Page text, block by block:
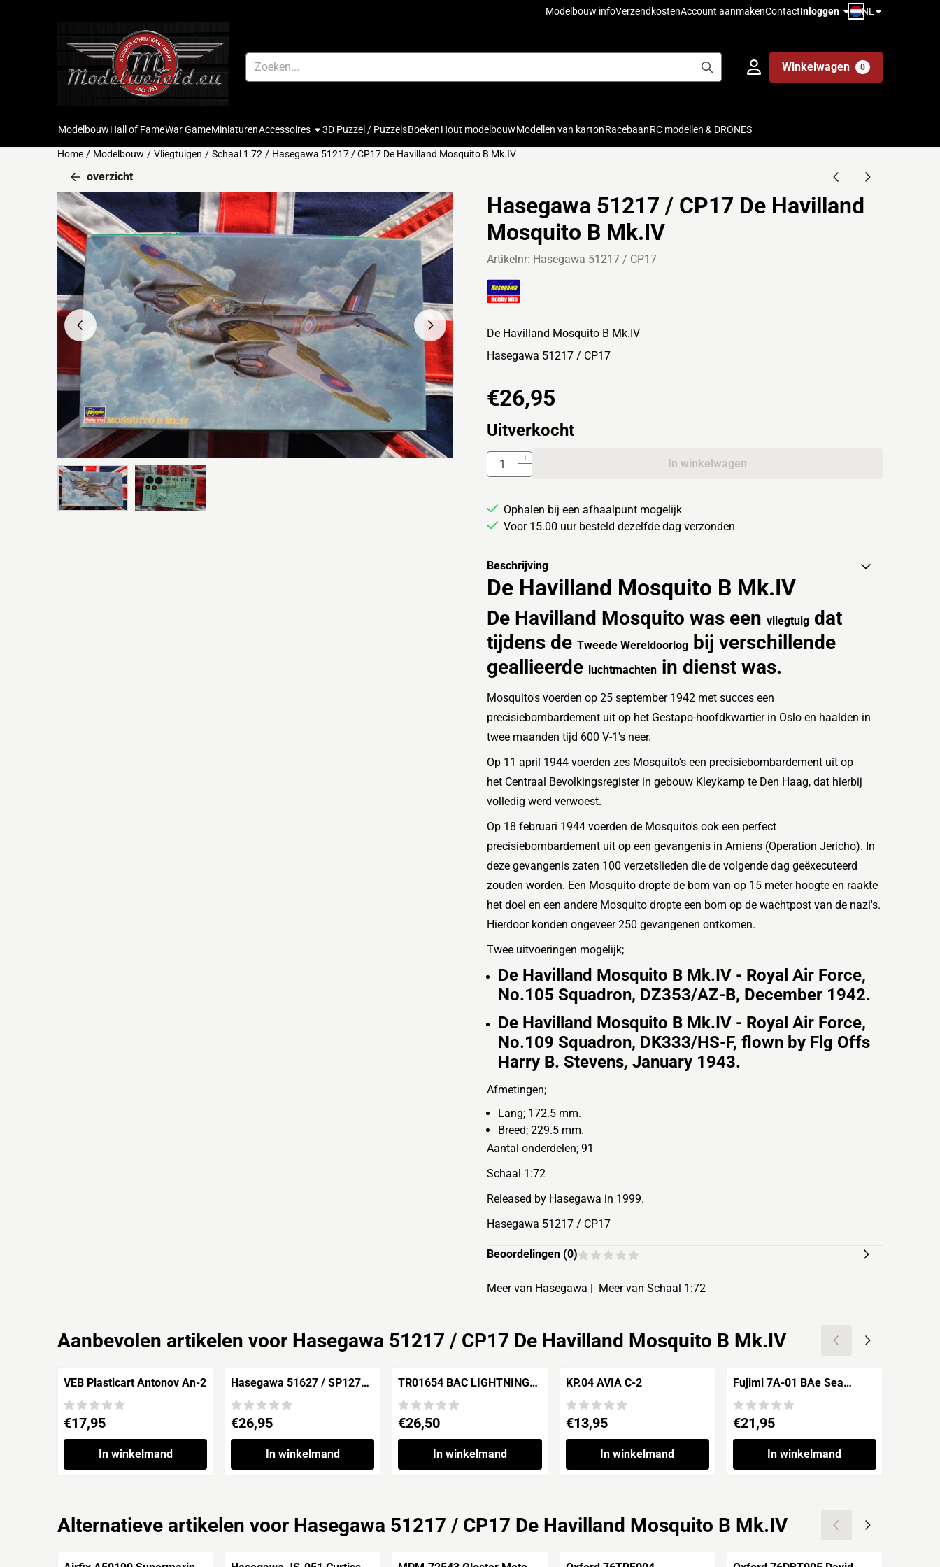
Modelbouw infoVerzendkostenAccount aanmakenContactInloggen NL
Zoeken
Winkelwagen 0
Modelbouw Hall of Fame War Game Miniaturen Accessoires 3D Puzzel / Puzzels Boeken Hout modelbouw Modellen van karton Racebaan RC modellen & DRONES
Home / Modelbouw / Vliegtuigen / Schaal 1:72 / Hasegawa 51217 / CP17 De Havilland Mosquito B Mk.IV
overzicht
Hasegawa 51217 / CP17 De Havilland
Mosquito B Mk.IV
Artikelnr: Hasegawa 51217 / CP17
De Havilland Mosquito B Mk.IV
Hasegawa 51217 / CP17
€26,95
Uitverkocht
Aantal
+
-
In winkelwagen
Ophalen bij een afhaalpunt mogelijk
Voor 15.00 uur besteld dezelfde dag verzonden
Beschrijving
De Havilland Mosquito B Mk.IV
De Havilland Mosquito was een vliegtuigdat
tijdens de Tweede Wereldoorlogbij verschillende
geallieerde luchtmachtenin dienst was.
Mosquito's voerden op 25 september 1942 met succes een
precisiebombardement uit op het Gestapo-hoofdkwartier in Osloen haalden in
twee maanden tijd 600 V-1's neer.
Op 11 april 1944 voerden zes Mosquito's een precisiebombardement uit op
het Centraal Bevolkingsregisterin gebouw Kleykampte Den Haag, dat hierbij
volledig werd verwoest.
Op 18 februari 1944 voerden de Mosquito's ook een perfect
precisiebombardement uit op een gevangenis in Amiens(Operation Jericho). In
deze gevangenis zaten 100 verzetslieden die de volgende dag geëxecuteerd
zouden worden. Een Mosquito dropte de bom van op 15 meter hoogte en raakte
het doel en een andere Mosquito dropte een bom op de wachtpost van de nazi's.
Hierdoor konden ongeveer 250 gevangenen ontkomen.
Twee uitvoeringen mogelijk;
De Havilland Mosquito B Mk.IV - Royal Air Force,
No.105 Squadron, DZ353/AZ-B, December 1942.
De Havilland Mosquito B Mk.IV - Royal Air Force,
No.109 Squadron, DK333/HS-F, flown by Flg Offs
Harry B. Stevens, January 1943.
Afmetingen;
Lang; 172.5 mm.
Breed; 229.5 mm.
Aantal onderdelen; 91
Schaal 1:72
Released by Hasegawa in 1999.
Hasegawa 51217 / CP17
Beoordelingen (0)
Meer van Hasegawa | Meer van Schaal 1:72
Aanbevolen artikelen voor Hasegawa 51217 / CP17 De Havilland Mosquito B Mk.IV
VEB Plasticart Antonov An-2
Prijs: 17,95
€17,95
In winkelmand
Hasegawa 51627 / SP127
'D-Day'
Prijs: 26,95
€26,95
In winkelmand
TR01654 BAC LIGHTNING
Prijs: 26,50
€26,50
In winkelmand
KP.04 AVIA C-2
Prijs: 13,95
€13,95
In winkelmand
Fujimi 7A-01 BAe Sea
Prijs: 21,95
€21,95
In winkelmand
Alternatieve artikelen voor Hasegawa 51217 / CP17 De Havilland Mosquito B Mk.IV